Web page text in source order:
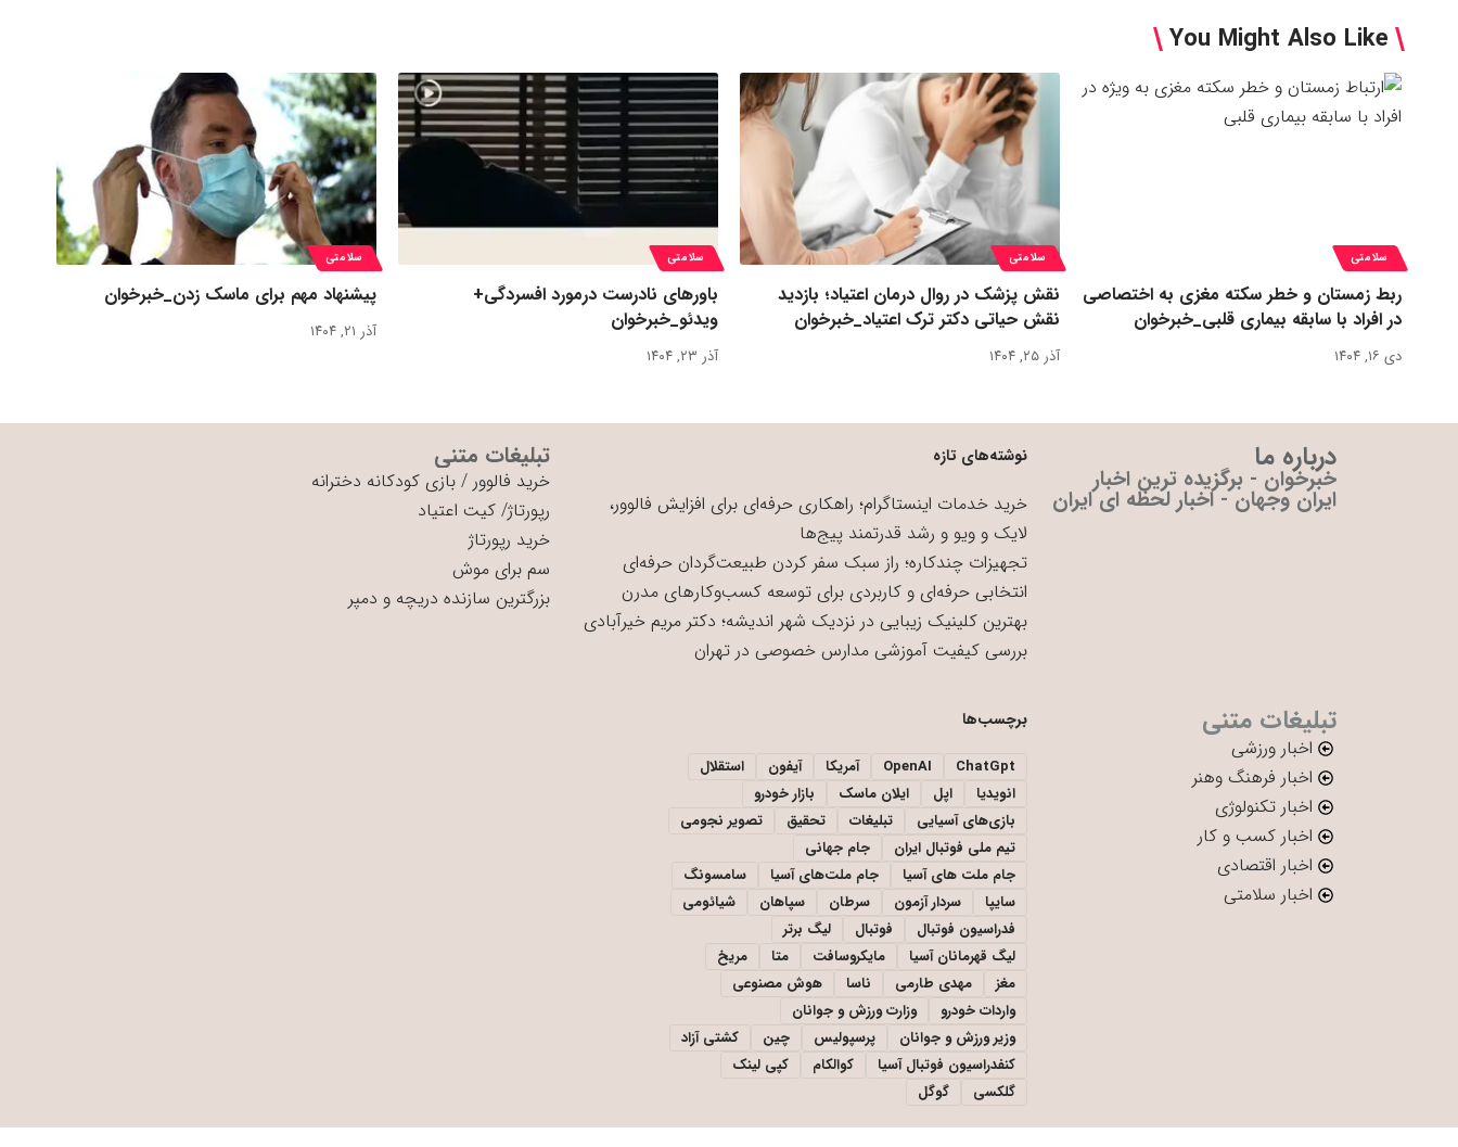
You Might Also Like
سلامتی
ربط زمستان و خطر سکته مغزی به اختصاصی
در افراد با سابقه بیماری قلبی_خبرخوان
دی ۱۶, ۱۴۰۴
سلامتی
نقش پزشک در روال درمان اعتیاد؛ بازدید
نقش حیاتی دکتر ترک اعتیاد_خبرخوان
آذر ۲۵, ۱۴۰۴
سلامتی
باورهای نادرست درمورد افسردگی+
ویدئو_خبرخوان
آذر ۲۳, ۱۴۰۴
سلامتی
پیشنهاد مهم برای ماسک زدن_خبرخوان
آذر ۲۱, ۱۴۰۴
درباره ما
خبرخوان - برگزیده ترین اخبار
ایران وجهان - اخبار لحظه ای ایران
نوشته‌های تازه
خرید خدمات اینستاگرام؛ راهکاری حرفه‌ای برای افزایش فالوور،
لایک و ویو و رشد قدرتمند پیج‌ها
تجهیزات چندکاره؛ راز سبک سفر کردن طبیعت‌گردان حرفه‌ای
انتخابی حرفه‌ای و کاربردی برای توسعه کسب‌وکارهای مدرن
بهترین کلینیک زیبایی در نزدیک شهر اندیشه؛ دکتر مریم خیرآبادی
بررسی کیفیت آموزشی مدارس خصوصی در تهران
تبلیغات متنی
خرید فالوور /بازی کودکانه دخترانه
رپورتاژ/کیت اعتیاد
خرید رپورتاژ
سم برای موش
بزرگترین سازنده دریچه و دمپر
تبلیغات متنی
اخبار ورزشی
اخبار فرهنگ وهنر
اخبار تکنولوژی
اخبار کسب و کار
اخبار اقتصادی
اخبار سلامتی
برچسب‌ها
ChatGpt
OpenAI آمریکا آیفون
استقلال
انویدیا
اپل ایلان ماسک
بازار خودرو
بازی‌های آسیایی
تبلیغات تحقیق
تصویر نجومی
تیم ملی فوتبال ایران
جام جهانی
جام ملت های آسیا
جام ملت‌های آسیا
سامسونگ
سایپا
سردار آزمون سرطان سپاهان
شیائومی
فدراسیون فوتبال
فوتبال
لیگ برتر
لیگ قهرمانان آسیا
مایکروسافت متا
مریخ
مغز
مهدی طارمی ناسا
هوش مصنوعی
واردات خودرو
وزارت ورزش و جوانان
وزیر ورزش و جوانان
پرسپولیس چین
کشتی آزاد
کنفدراسیون فوتبال آسیا
کوالکام
کپی لینک
گلکسی
گوگل